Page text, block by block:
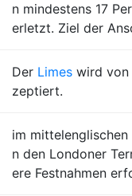
n mindestens 17
erletzt. Ziel der
Der Limes wird von
zeptiert.
im
n den Londoner
ere Festnahmen